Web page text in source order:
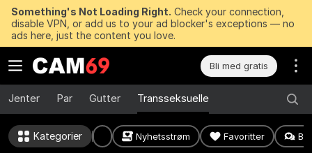
Something's Not Loading Right. Check your connection,
disable VPN, or add us to your ad blocker's exceptions — no
ads here, just the content you love.
Bli med gratis
Jenter Par Gutter Transseksuelle
Kategorier Nyhetsstrøm Favoritter